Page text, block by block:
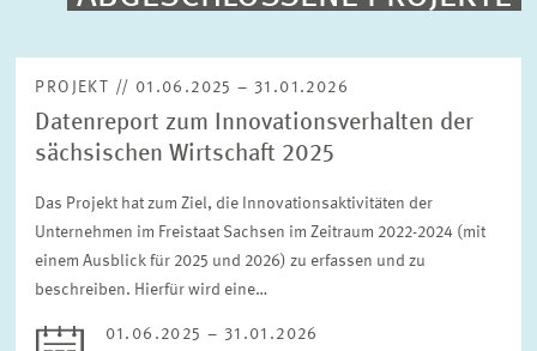
TEAM & KONTAKT
Sortierung
Nach Projektbeginn absteigend
Status
Bitte wählen Sie einen Status
Zeitraum
PROJEKT // 01.06.2025 – 31.01.2026
Datenreport zum Innovationsverhalten der
sächsischen Wirtschaft 2025
Das Projekt hat zum Ziel, die Innovationsaktivitäten der
Unternehmen im Freistaat Sachsen im Zeitraum 2022-2024 (mit
einem Ausblick für 2025 und 2026) zu erfassen und zu
beschreiben. Hierfür wird eine…
01.06.2025 – 31.01.2026